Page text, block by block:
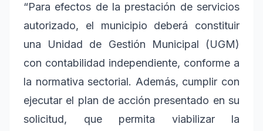
“Para efectos de la prestación de servicios
autorizado, el municipio deberá constituir
una Unidad de Gestión Municipal (UGM)
con contabilidad independiente, conforme a
la normativa sectorial. Además, cumplir con
ejecutar el plan de acción presentado en su
solicitud, que permita viabilizar la